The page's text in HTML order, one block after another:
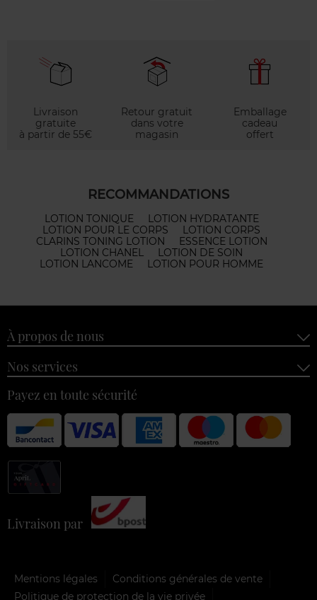
Livraison
gratuite
à partir de 55€
Retour gratuit
dans votre
magasin
Emballage
cadeau
offert
RECOMMANDATIONS
LOTION TONIQUE
LOTION HYDRATANTE
LOTION POUR LE CORPS
LOTION CORPS
CLARINS TONING LOTION
ESSENCE LOTION
LOTION CHANEL
LOTION DE SOIN
LOTION LANCOME
LOTION POUR HOMME
À propos de nous
Nos services
Payez en toute sécurité
Livraison par
Mentions légales
Conditions générales de vente
Politique de protection de la vie privée